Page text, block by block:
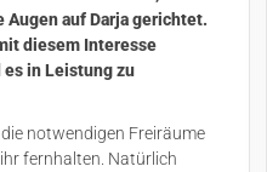
auf Darja gerichtet.
diesem Interesse
in Leistung zu
notwendigen Freiräume
fernhalten. Natürlich